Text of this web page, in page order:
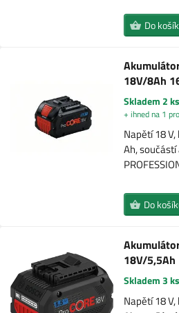
Do
18V/8Ah
Skladem 2 ks
+ ihned na 1
Napětí 18
Ah,
Do
18V/
Skladem 3 ks
Napětí 18